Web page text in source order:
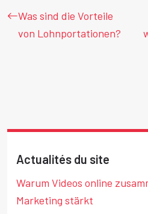
Was sind die Vorteile
von Lohnportationen?
Actualités du site
Warum Videos online
Marketing stärkt